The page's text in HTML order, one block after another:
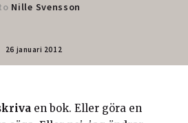
Nille Svensson
26 januari 2012
en bok. Eller göra en